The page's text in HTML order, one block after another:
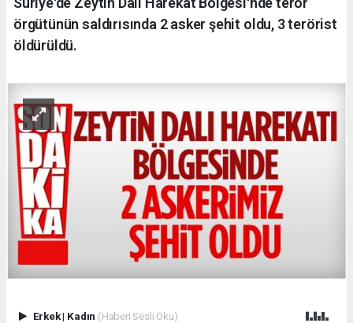
örgütünün saldırısında 2 asker şehit oldu, 3 terörist
öldürüldü.
Erkek| Kadın (Haberi Sesli Oku)